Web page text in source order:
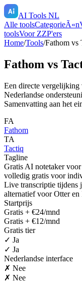
AI Tools NL
Alle toolsCategorieÃ«n
toolsVoor ZZP'ers
Home/Tools/Fathom vs
Fathom vs
Een directe vergelijking
Nederlandse
Samenvatting aan het
FA
Fathom
TA
Tactiq
Tagline
Gratis AI notetaker
volledig gratis voor
Live transcriptie tijdens
alternatief voor Otter en
Startprijs
Gratis + €24/mnd
Gratis + €12/mnd
Gratis tier
✓ Ja
✓ Ja
Nederlandse interface
✗ Nee
✗ Nee